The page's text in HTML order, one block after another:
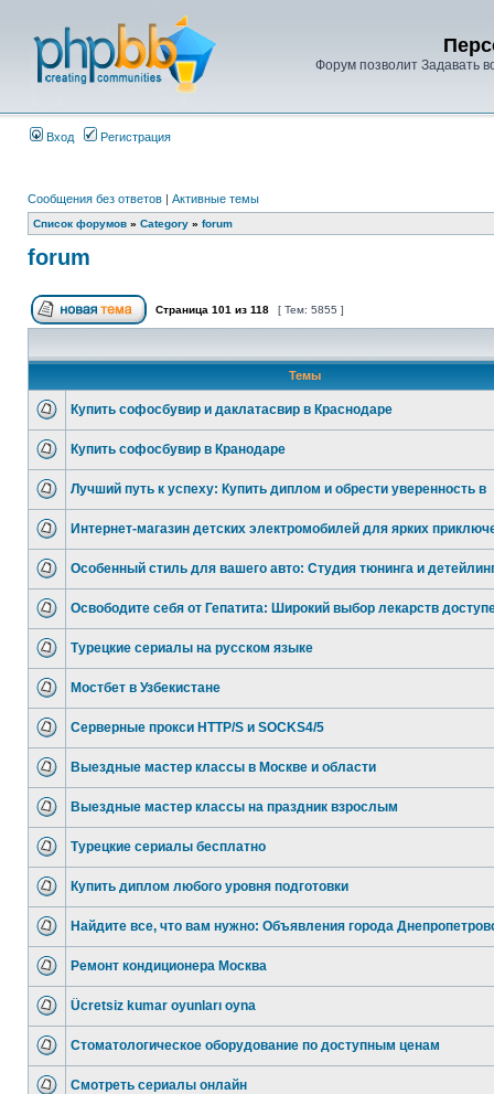
Форум позволит Задавать
Вход Регистрация
Сообщения без ответов | Активные темы
Список форумов » Category » forum
forum
Страница 101 из 118 [ Тем: 5855 ]
Темы
Купить софосбувир и даклатасвир в Краснодаре
Купить софосбувир в Кранодаре
Лучший путь к успеху: Купить диплом и обрести уверенность в
Интернет-магазин детских электромобилей для ярких
Особенный стиль для вашего авто: Студия тюнинга и
Освободите себя от Гепатита: Широкий выбор лекарств
Турецкие сериалы на русском языке
Мостбет в Узбекистане
Серверные прокси HTTP/S и SOCKS4/5
Выездные мастер классы в Москве и области
Выездные мастер классы на праздник взрослым
Турецкие сериалы бесплатно
Купить диплом любого уровня подготовки
Найдите все, что вам нужно: Объявления города
Ремонт кондиционера Москва
Ücretsiz kumar oyunları oyna
Стоматологическое оборудование по доступным ценам
Смотреть сериалы онлайн